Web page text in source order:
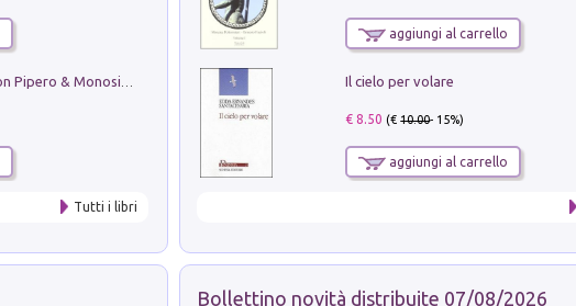
Tutti i libri
aggiungi al carrello
Il cielo per volare
€ 8.50 (€10.00- 15%)
aggiungi al carrello
Bollettino novità distribuite 07/08/2026